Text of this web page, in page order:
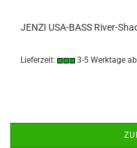
JENZI USA-BASS River-
Lieferzeit: 3-5 Werktage